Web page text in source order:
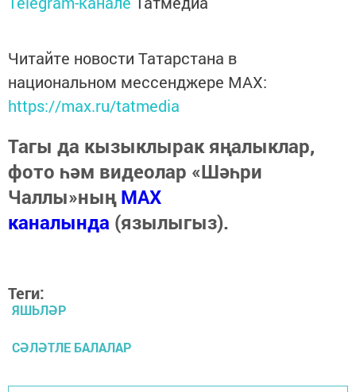
Читайте новости Татарстана в
национальном мессенджере MАХ:
https://max.ru/tatmedia
Тагы да кызыклырак яңалыклар,
фото һәм видеолар «Шәһри
Чаллы»ныңMAX
каналында (язылыгыз).
Теги:
ЯШЬЛӘР
СӘЛӘТЛЕ БАЛАЛАР